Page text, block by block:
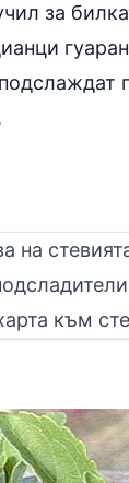
за
на
към